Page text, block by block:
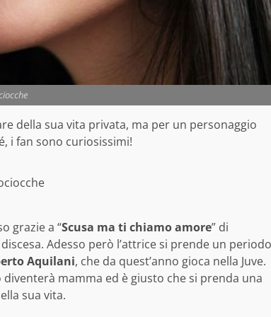
della sua vita privata, ma per un personaggio
i fan sono curiosissimi!
grazie a “Scusa ma ti chiamo amore” di
Adesso però l’attrice si prende un periodo
Aquilani, che da quest’anno gioca nella Juve.
mamma ed è giusto che si prenda una
sua vita.